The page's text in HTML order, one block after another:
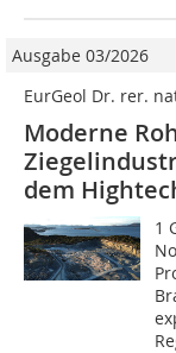
Ausgabe 03/2026
EurGeol Dr. rer.
Moderne
dem
1